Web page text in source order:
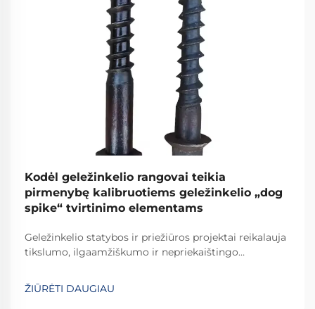
Kodėl geležinkelio rangovai teikia
pirmenybę kalibruotiems geležinkelio „dog
spike“ tvirtinimo elementams
Geležinkelio statybos ir priežiūros projektai reikalauja
tikslumo, ilgaamžiškumo ir nepriekaištingo
svarbiausių elementų, tvirtinančių bėgius prie šпалų,
apdailinti geležinkelio vinys išsiskiria kaip...
ŽIŪRĖTI DAUGIAU